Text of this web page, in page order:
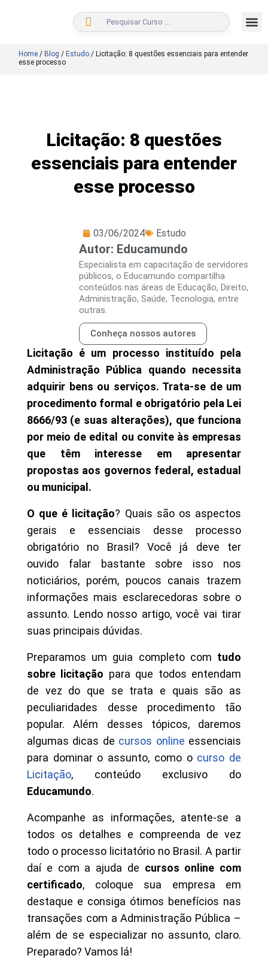
BUSCAR
Home / Blog / Estudo / Licitação: 8 questões essenciais para entender
esse processo
Licitação: 8 questões
essenciais para entender
esse processo
03/06/2024 Estudo
Autor: Educamundo
Especialista em capacitação de servidores
públicos, o Educamundo compartilha
conteúdos nas áreas de Educação, Direito,
Administração, Saúde, Tecnologia, entre
outras.
Conheça nossos autores
Licitação é um processo instituído pela
Administração Pública quando necessita
adquirir bens ou serviços. Trata-se de um
procedimento formal e obrigatório pela Lei
8666/93 (e suas alterações), que funciona
por meio de edital ou convite às empresas
que têm interesse em apresentar
propostas aos governos federal, estadual
ou municipal.
O que é licitação? Quais são os aspectos
gerais e essenciais desse processo
obrigatório no Brasil? Você já deve ter
ouvido falar bastante sobre isso nos
noticiários, porém, poucos canais trazem
informações mais esclarecedoras sobre o
assunto. Lendo nosso artigo, você vai tirar
suas principais dúvidas.
Preparamos um guia completo com tudo
sobre licitação para que todos entendam
de vez do que se trata e quais são as
peculiaridades desse procedimento tão
popular. Além desses tópicos, daremos
algumas dicas de cursos online essenciais
para dominar o assunto, como o curso de
Licitação, conteúdo exclusivo do
Educamundo.
Acompanhe as informações, atente-se a
todos os detalhes e compreenda de vez
todo o processo licitatório no Brasil. A partir
daí e com a ajuda de cursos online com
certificado, coloque sua empresa em
destaque e consiga ótimos benefícios nas
transações com a Administração Pública –
além de se especializar no assunto, claro.
Preparado? Vamos lá!